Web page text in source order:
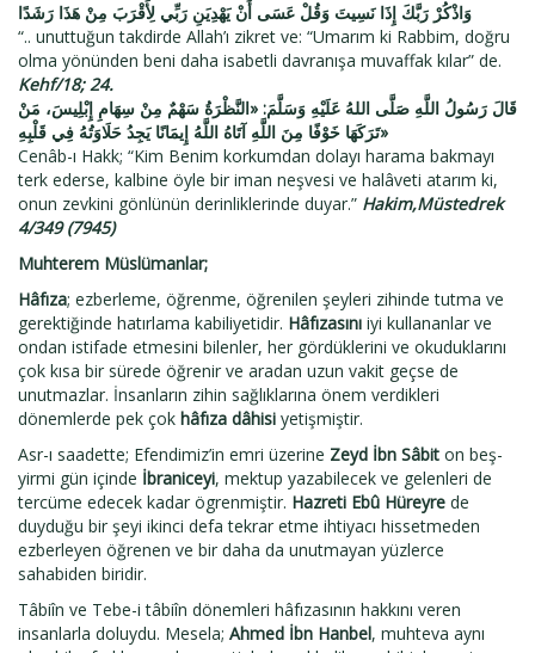
وَاذْكُرْ رَبَّكَ إِذَا نَسِيتَ وَقُلْ عَسَى أَنْ يَهْدِيَنِ رَبِّي لِأَقْرَبَ مِنْ هَذَا رَشَدًا
“.. unuttuğun takdirde Allah’ı zikret ve: “Umarım ki Rabbim, doğru
olma yönünden beni daha isabetli davranışa muvaffak kılar” de.
Kehf/18; 24.
قَالَ رَسُولُ اللَّهِ صَلَّى اللهُ عَلَيْهِ وَسَلَّمَ: «النَّظْرَةُ سَهْمٌ مِنْ سِهَامِ إِبْلِيسَ، مَنْ
تَرَكَهَا خَوْفًا مِنَ اللَّهِ آتَاهُ اللَّهُ إِيمَانًا يَجِدُ حَلَاوَتُهُ فِي قَلْبِهِ»
Cenâb-ı Hakk; “Kim Benim korkumdan dolayı harama bakmayı
terk ederse, kalbine öyle bir iman neşvesi ve halâveti atarım ki,
onun zevkini gönlünün derinliklerinde duyar.” Hakim,Müstedrek
4/349 (7945)
Muhterem Müslümanlar;
Hâfıza; ezberleme, öğrenme, öğrenilen şeyleri zihinde tutma ve
gerektiğinde hatırlama kabiliyetidir. Hâfızasını iyi kullananlar ve
ondan istifade etmesini bilenler, her gördüklerini ve okuduklarını
çok kısa bir sürede öğrenir ve aradan uzun vakit geçse de
unutmazlar. İnsanların zihin sağlıklarına önem verdikleri
dönemlerde pek çok hâfıza dâhisi yetişmiştir.
Asr-ı saadette; Efendimiz’in emri üzerine Zeyd İbn Sâbit on beş-
yirmi gün içinde İbraniceyi, mektup yazabilecek ve gelenleri de
tercüme edecek kadar ögrenmiştir. Hazreti Ebû Hüreyre de
duyduğu bir şeyi ikinci defa tekrar etme ihtiyacı hissetmeden
ezberleyen öğrenen ve bir daha da unutmayan yüzlerce
sahabiden biridir.
Tâbiîn ve Tebe-i tâbiîn dönemleri hâfızasının hakkını veren
insanlarla doluydu. Mesela; Ahmed İbn Hanbel, muhteva aynı